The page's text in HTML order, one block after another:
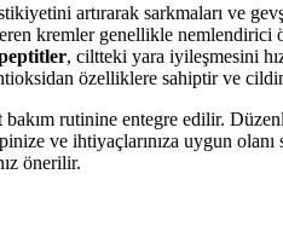
artırarak sarkmaları ve
kremler genellikle nemlendirici
, ciltteki yara iyileşmesini
özelliklere sahiptir ve
rutinine entegre edilir.
ve ihtiyaçlarınıza uygun
önerilir.